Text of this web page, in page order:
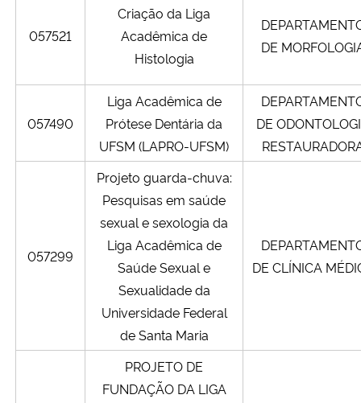
057521
Criação da Liga
Acadêmica de
Histologia
DE
057490
Liga Acadêmica de
Prótese Dentária da
UFSM (LAPRO-UFSM)
DE
057299
Projeto guarda-chuva:
Pesquisas em saúde
sexual e sexologia da
Liga Acadêmica de
Saúde Sexual e
Sexualidade da
Universidade Federal
de Santa Maria
DE CLÍNICA
PROJETO DE
FUNDAÇÃO DA LIGA